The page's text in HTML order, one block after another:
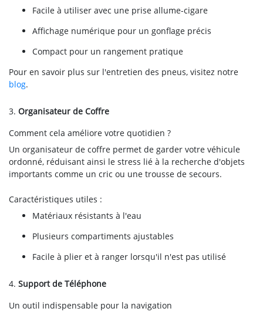
Facile à utiliser avec une prise allume-cigare
Affichage numérique pour un gonflage précis
Compact pour un rangement pratique
Pour en savoir plus sur l'entretien des pneus, visitez notre
blog.
3. Organisateur de Coffre
Comment cela améliore votre quotidien ?
Un organisateur de coffre permet de garder votre véhicule
ordonné, réduisant ainsi le stress lié à la recherche d'objets
importants comme un cric ou une trousse de secours.
Caractéristiques utiles :
Matériaux résistants à l'eau
Plusieurs compartiments ajustables
Facile à plier et à ranger lorsqu'il n'est pas utilisé
4. Support de Téléphone
Un outil indispensable pour la navigation